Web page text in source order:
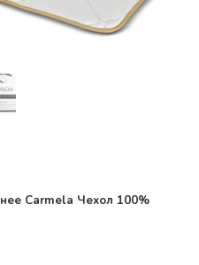
нее Carmela Чехол 100%